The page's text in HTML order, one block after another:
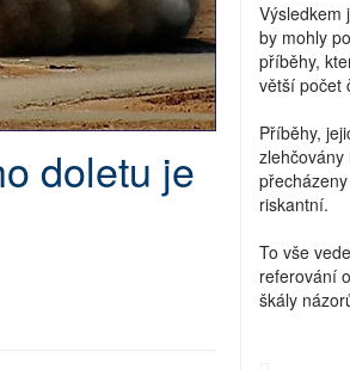
doletu je
Výsledkem
by mohly
příběhy,
větší počet
Příběhy,
riskantní.
To vše
referování
škály